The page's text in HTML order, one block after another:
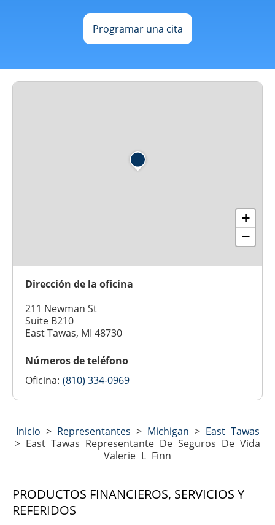
Programar una cita
+
−
Dirección de la oficina
211 Newman St
Suite B210
East Tawas, MI 48730
Números de teléfono
Oficina: (810) 334-0969
Inicio > Representantes > Michigan > East Tawas
> East Tawas Representante De Seguros De Vida
Valerie L Finn
PRODUCTOS FINANCIEROS, SERVICIOS Y
REFERIDOS